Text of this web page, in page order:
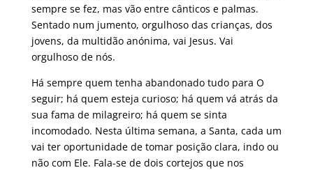
sempre se fez, mas vão entre cânticos e palmas.
Sentado num jumento, orgulhoso das crianças, dos
jovens, da multidão anónima, vai Jesus. Vai
orgulhoso de nós.
Há sempre quem tenha abandonado tudo para O
seguir; há quem esteja curioso; há quem vá atrás da
sua fama de milagreiro; há quem se sinta
incomodado. Nesta última semana, a Santa, cada um
vai ter oportunidade de tomar posição clara, indo ou
não com Ele. Fala-se de dois cortejos que nos